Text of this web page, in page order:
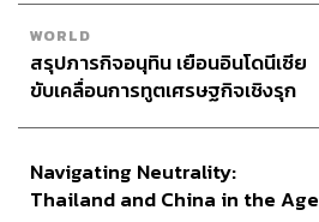
WORLD
สรุปภารกิจอนุทิน เยือนอินโดนีเซีย
ขับเคลื่อนการทูตเศรษฐกิจเชิงรุก
Navigating Neutrality:
Thailand and China in the Age